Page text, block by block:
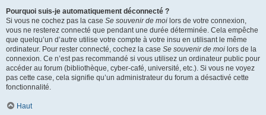
Pourquoi suis-je automatiquement déconnecté ?
Si vous ne cochez pas la case Se souvenir de moi lors de votre connexion,
vous ne resterez connecté que pendant une durée déterminée. Cela empêche
que quelqu’un d’autre utilise votre compte à votre insu en utilisant le même
ordinateur. Pour rester connecté, cochez la case Se souvenir de moi lors de la
connexion. Ce n’est pas recommandé si vous utilisez un ordinateur public pour
accéder au forum (bibliothèque, cyber-café, université, etc.). Si vous ne voyez
pas cette case, cela signifie qu’un administrateur du forum a désactivé cette
fonctionnalité.
Haut